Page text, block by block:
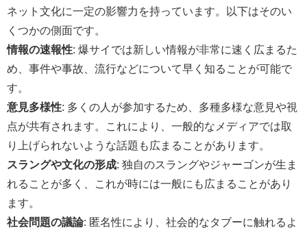
ネット文化に一定の影響力を持っています。以下はそのい
くつかの側面です。
情報の速報性: 爆サイでは新しい情報が非常に速く広まるた
め、事件や事故、流行などについて早く知ることが可能で
す。
意見多様性: 多くの人が参加するため、多種多様な意見や視
点が共有されます。これにより、一般的なメディアでは取
り上げられないような話題も広まることがあります。
スラングや文化の形成: 独自のスラングやジャーゴンが生ま
れることが多く、これが時には一般にも広まることがあり
ます。
社会問題の議論: 匿名性により、社会的なタブーに触れるよ